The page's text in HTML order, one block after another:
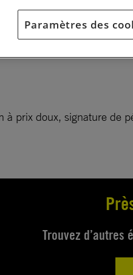
à prix doux, signature de
Trouvez d’autres
Paramètres des